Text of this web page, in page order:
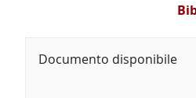
Documento disponibile